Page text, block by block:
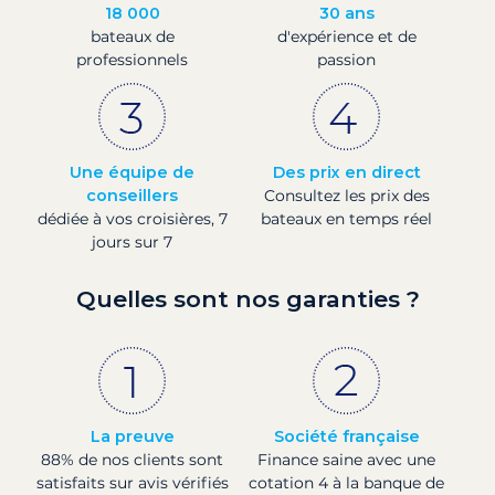
18 000
bateaux de
professionnels
30 ans
d'expérience et de
passion
Une équipe de
conseillers
dédiée à vos croisières, 7
jours sur 7
Des prix en direct
Consultez les prix des
bateaux en temps réel
Quelles sont nos garanties ?
La preuve
88% de nos clients sont
satisfaits sur avis vérifiés
Société française
Finance saine avec une
cotation 4 à la banque de